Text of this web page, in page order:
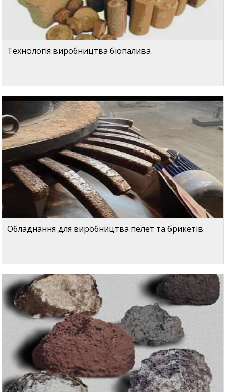
Технологія виробництва біопалива
Обладнання для виробництва пелет та брикетів